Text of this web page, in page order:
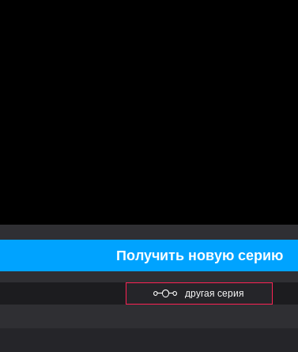
Получить новую серию
другая серия